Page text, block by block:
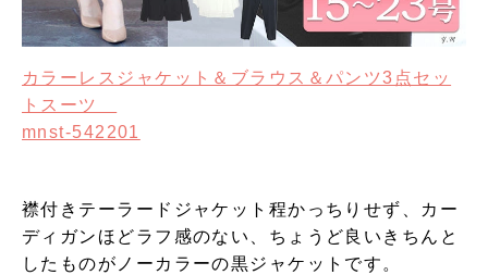
カラーレスジャケット＆ブラウス＆パンツ3点セッ
トスーツ
mnst-542201
襟付きテーラードジャケット程かっちりせず、カー
ディガンほどラフ感のない、ちょうど良いきちんと
したものがノーカラーの黒ジャケットです。